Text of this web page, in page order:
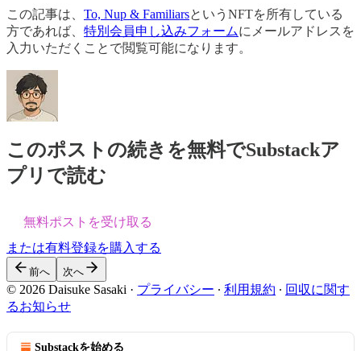
この記事は、 To, Nup & FamiliarsというNFTを所有している
方であれば、 特別会員申し込みフォームにメールアドレスを
入力いただくことで閲覧可能になります。
このポストの続きを無料でSubstackア
プリで読む
無料ポストを受け取る
または有料登録を購入する
前へ 次へ
© 2026 Daisuke Sasaki · プライバシー ∙ 利用規約 ∙ 回収に関す
るお知らせ
Substackを始める